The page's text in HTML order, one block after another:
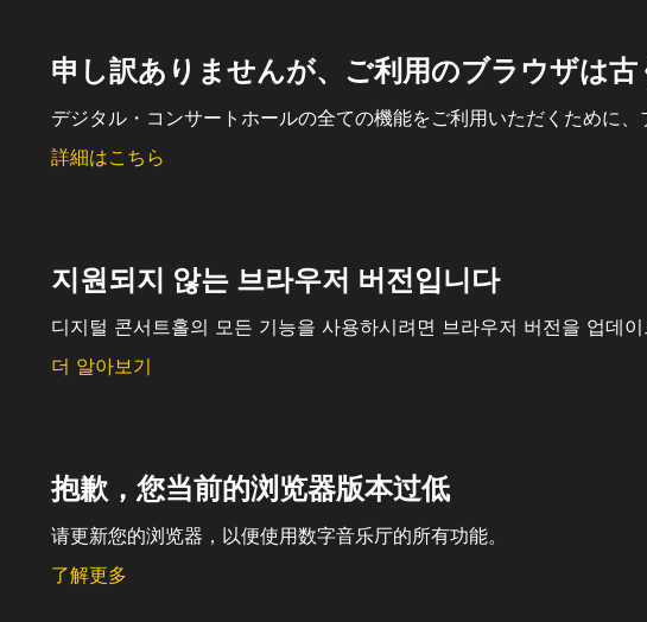
申し訳ありませんが、ご利用のブラウザは
デジタル・コンサートホールの全ての機能をご利用いただくために、
詳細はこちら
지원되지 않는 브라우저 버전입니다
디지털 콘서트홀의 모든 기능을 사용하시려면 브라우저 버전을 업데
더 알아보기
抱歉，您当前的浏览器版本过低
请更新您的浏览器，以便使用数字音乐厅的所有功能。
了解更多